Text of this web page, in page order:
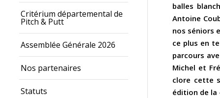
Critérium départemental de
Pitch & Putt
Assemblée Générale 2026
Nos partenaires
Statuts
balles
Antoine
nos séniors
ce plus en
parcours
Michel et
clore cette
édition de la